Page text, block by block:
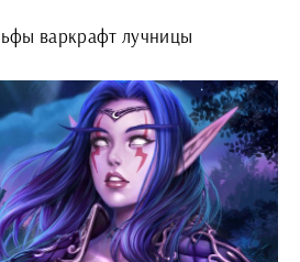
варкрафт лучницы